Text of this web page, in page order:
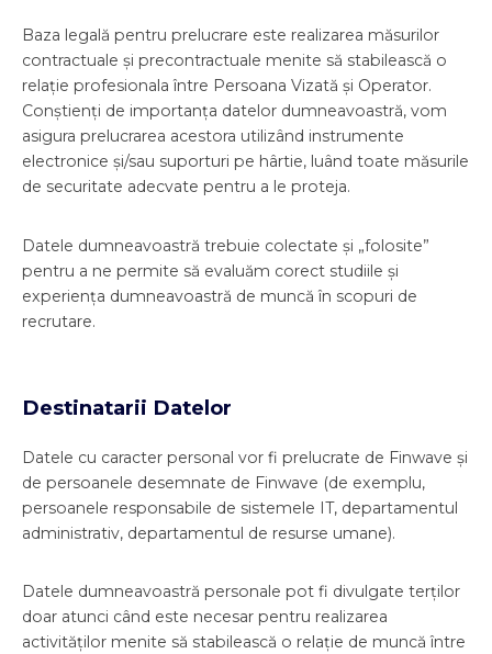
Baza legală pentru prelucrare este realizarea măsurilor
contractuale și precontractuale menite să stabilească o
relație profesionala între Persoana Vizată și Operator.
Conștienți de importanța datelor dumneavoastră, vom
asigura prelucrarea acestora utilizând instrumente
electronice și/sau suporturi pe hârtie, luând toate măsurile
de securitate adecvate pentru a le proteja.
Datele dumneavoastră trebuie colectate și „folosite”
pentru a ne permite să evaluăm corect studiile și
experiența dumneavoastră de muncă în scopuri de
recrutare.
Destinatarii Datelor
Datele cu caracter personal vor fi prelucrate de Finwave și
de persoanele desemnate de Finwave (de exemplu,
persoanele responsabile de sistemele IT, departamentul
administrativ, departamentul de resurse umane).
Datele dumneavoastră personale pot fi divulgate terților
doar atunci când este necesar pentru realizarea
activităților menite să stabilească o relație de muncă între